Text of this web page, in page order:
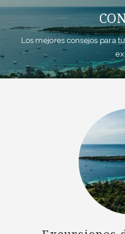
Los mejores consejos para